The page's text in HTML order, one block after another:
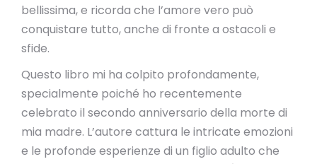
bellissima, e ricorda che l’amore vero può
conquistare tutto, anche di fronte a ostacoli e
sfide.
Questo libro mi ha colpito profondamente,
specialmente poiché ho recentemente
celebrato il secondo anniversario della morte di
mia madre. L’autore cattura le intricate emozioni
e le profonde esperienze di un figlio adulto che